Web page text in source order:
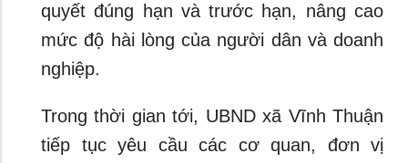
quyết đúng hạn và trước hạn, nâng cao
mức độ hài lòng của người dân và doanh
nghiệp.
Trong thời gian tới, UBND xã Vĩnh Thuận
tiếp tục yêu cầu các cơ quan, đơn vị